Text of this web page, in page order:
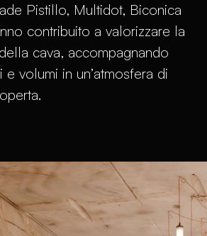
Pistillo, Multidot, Biconica
contribuito a valorizzare la
cava, accompagnando
volumi in un’atmosfera di